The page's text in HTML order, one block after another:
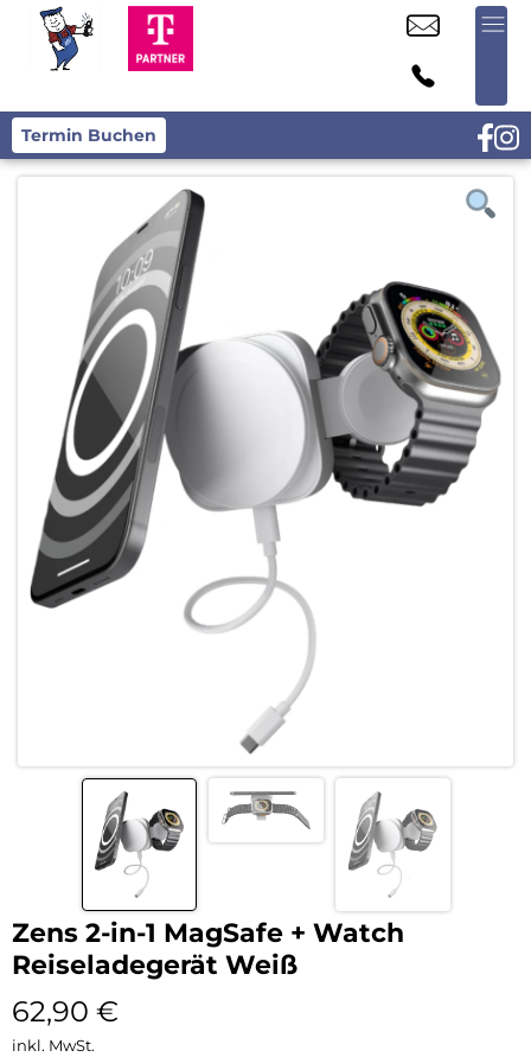
Termin Buchen
Zens 2-in-1 MagSafe + Watch
Reiseladegerät Weiß
62,90 €
inkl. MwSt.